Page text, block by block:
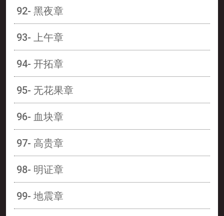
92- 黑夜章
93- 上午章
94- 开拓章
95- 无花果章
96- 血块章
97- 高贵章
98- 明证章
99- 地震章